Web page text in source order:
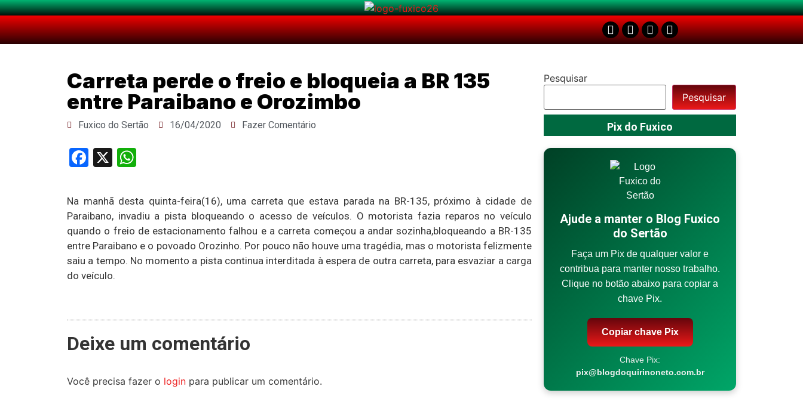
Carreta perde o freio e bloqueia a BR 135
entre Paraibano e Orozimbo
Fuxico do Sertão 16/04/2020 Fazer Comentário
Facebook
X
Na manhã desta quinta-feira(16), uma carreta que estava parada na BR-135, próximo à cidade de
Paraibano, invadiu a pista bloqueando o acesso de veículos. O motorista fazia reparos no veículo
quando o freio de estacionamento falhou e a carreta começou a andar sozinha,bloqueando a BR-135
entre Paraibano e o povoado Orozinho. Por pouco não houve uma tragédia, mas o motorista felizmente
saiu a tempo. No momento a pista continua interditada à espera de outra carreta, para esvaziar a carga
do veículo.
Deixe um comentário
Você precisa fazer o login para publicar um comentário.
Pesquisar
Pesquisar
Pix do Fuxico
Ajude a manter o Blog Fuxico
do Sertão
Faça um Pix de qualquer valor e
contribua para manter nosso trabalho.
Clique no botão abaixo para copiar a
chave Pix.
Copiar chave Pix
Chave Pix:
pix@blogdoquirinoneto.com.br